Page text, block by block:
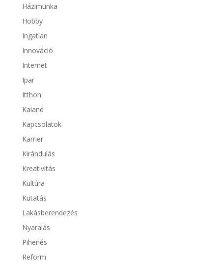
Házimunka
Hobby
Ingatlan
Innováció
Internet
Ipar
Itthon
Kaland
Kapcsolatok
Karrier
Kirándulás
Kreativitás
Kultúra
Kutatás
Lakásberendezés
Nyaralás
Pihenés
Reform